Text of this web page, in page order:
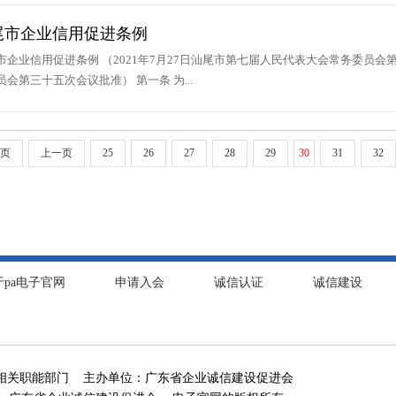
市企业信用促进条例
企业信用促进条例 （2021年7月27日汕尾市第七届人民代表大会常务委员
会第三十五次会议批准） 第一条 为...
上一页 25 26 27 28 29 30 31 32
pa电子官网 申请入会 诚信认证 诚信建设
关职能部门 主办单位：广东省企业诚信建设促进会